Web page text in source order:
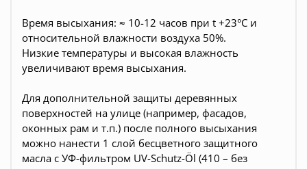
Время высыхания: ≈ 10-12 часов при t +23°С и
относительной влажности воздуха 50%.
Низкие температуры и высокая влажность
увеличивают время высыхания.
Для дополнительной защиты деревянных
поверхностей на улице (например, фасадов,
оконных рам и т.п.) после полного высыхания
можно нанести 1 слой бесцветного защитного
масла с УФ-фильтром UV-Schutz-Öl (410 – без